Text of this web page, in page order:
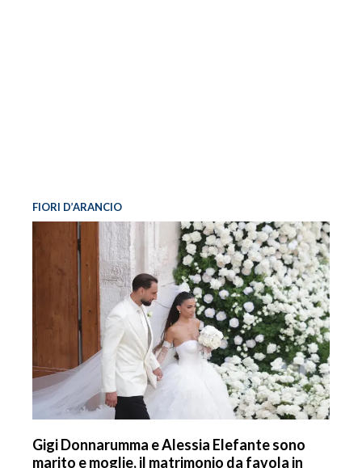
FIORI D’ARANCIO
Gigi Donnarumma e Alessia Elefante sono
marito e moglie, il matrimonio da favola in